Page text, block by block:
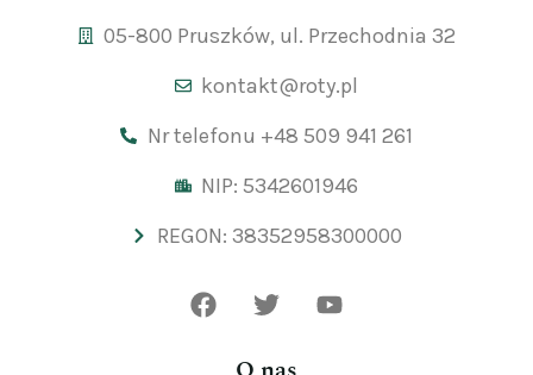
05-800 Pruszków, ul. Przechodnia 32
kontakt@roty.pl
Nr telefonu +48 509 941 261
NIP: 5342601946
REGON: 38352958300000